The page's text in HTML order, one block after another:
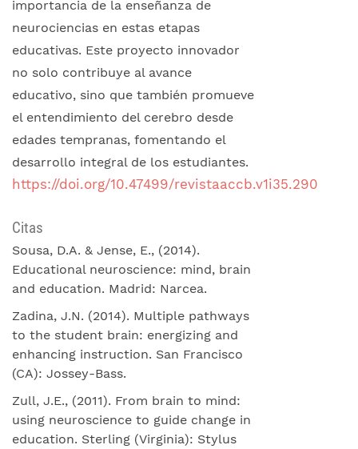
importancia de la enseñanza de
neurociencias en estas etapas
educativas. Este proyecto innovador
no solo contribuye al avance
educativo, sino que también promueve
el entendimiento del cerebro desde
edades tempranas, fomentando el
desarrollo integral de los estudiantes.
https://doi.org/10.47499/revistaaccb.v1i35.290
Citas
Sousa, D.A. & Jense, E., (2014).
Educational neuroscience: mind, brain
and education. Madrid: Narcea.
Zadina, J.N. (2014). Multiple pathways
to the student brain: energizing and
enhancing instruction. San Francisco
(CA): Jossey-Bass.
Zull, J.E., (2011). From brain to mind:
using neuroscience to guide change in
education. Sterling (Virginia): Stylus